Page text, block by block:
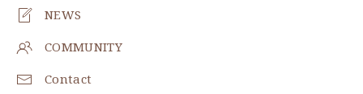
NEWS
COMMUNITY
Contact